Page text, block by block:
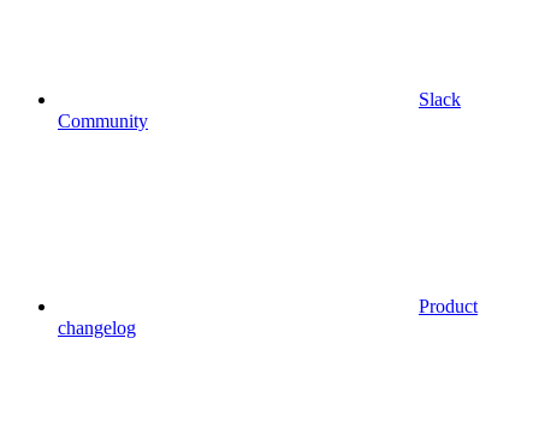
Slack
Community
Product
changelog